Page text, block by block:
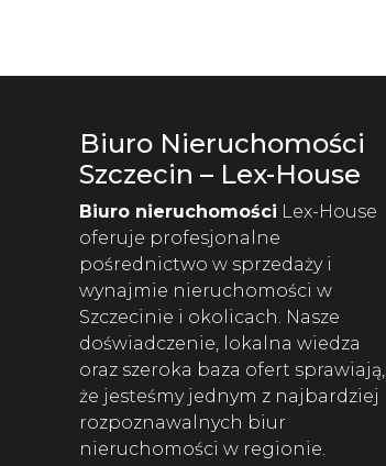
Biuro Nieruchomości
Szczecin – Lex-House
Biuro nieruchomości Lex-House
oferuje profesjonalne
pośrednictwo w sprzedaży i
wynajmie nieruchomości w
Szczecinie i okolicach. Nasze
doświadczenie, lokalna wiedza
oraz szeroka baza ofert sprawiają,
że jesteśmy jednym z najbardziej
rozpoznawalnych biur
nieruchomości w regionie.